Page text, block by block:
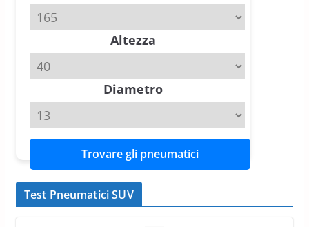
Michelin Pilot Sport 4 S – Test
su Range Rover Sport D350 HST
11 Aprile 2026 15 min read
Altezza
Diametro
Trovare gli pneumatici
Test Pneumatici SUV